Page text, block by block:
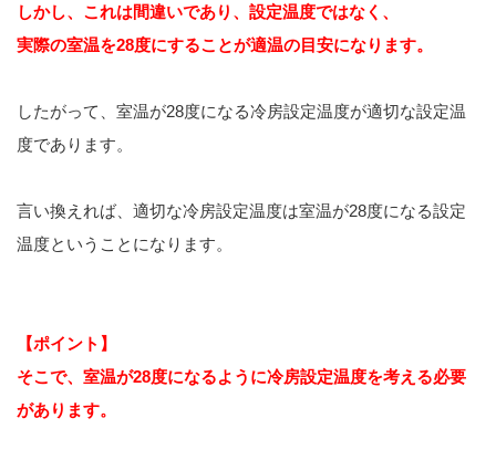
しかし、これは間違いであり、設定温度ではなく、
実際の室温を28度にすることが適温の目安になります。
したがって、室温が28度になる冷房設定温度が適切な設定温
度であります。
言い換えれば、適切な冷房設定温度は室温が28度になる設定
温度ということになります。
【ポイント】
そこで、室温が28度になるように冷房設定温度を考える必要
があります。